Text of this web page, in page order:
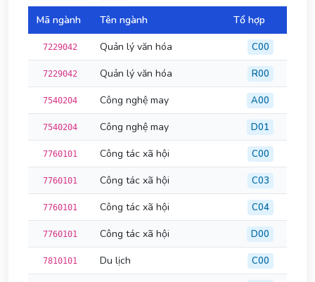
Mã ngành Tên ngành Tổ hợp
7229042 Quản lý văn hóa C00
7229042 Quản lý văn hóa R00
7540204 Công nghệ may A00
7540204 Công nghệ may D01
7760101 Công tác xã hội C00
7760101 Công tác xã hội C03
7760101 Công tác xã hội C04
7760101 Công tác xã hội D00
7810101 Du lịch C00